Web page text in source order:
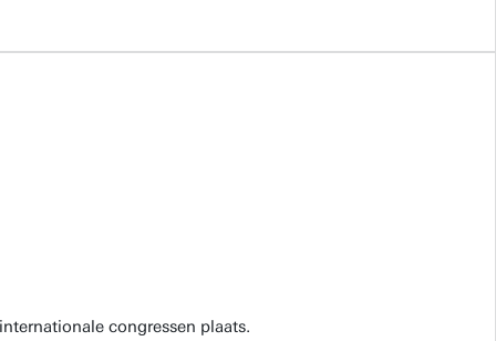
congressen plaats.